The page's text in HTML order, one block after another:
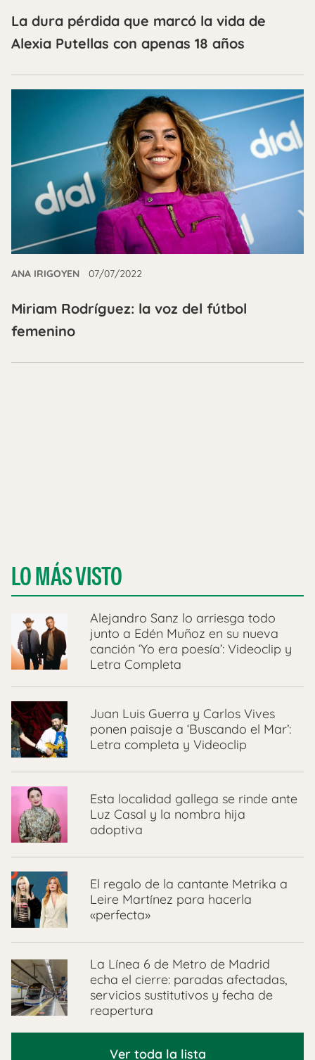
La dura pérdida que marcó la vida de
Alexia Putellas con apenas 18 años
ANA IRIGOYEN 07/07/2022
Miriam Rodríguez: la voz del fútbol
femenino
LO MÁS VISTO
Alejandro Sanz lo arriesga todo
junto a Edén Muñoz en su nueva
canción ‘Yo era poesía’: Videoclip y
Letra Completa
Juan Luis Guerra y Carlos Vives
ponen paisaje a ‘Buscando el Mar’:
Letra completa y Videoclip
Esta localidad gallega se rinde ante
Luz Casal y la nombra hija
adoptiva
El regalo de la cantante Metrika a
Leire Martínez para hacerla
«perfecta»
La Línea 6 de Metro de Madrid
echa el cierre: paradas afectadas,
servicios sustitutivos y fecha de
reapertura
Ver toda la lista